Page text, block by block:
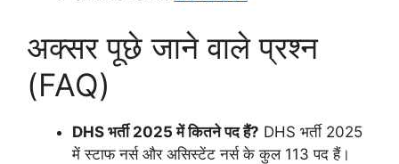
अक्सर पूछे जाने वाले प्रश्न
(FAQ)
DHS भर्ती 2025 में कितने पद हैं? DHS भर्ती 2025
में स्टाफ नर्स और असिस्टेंट नर्स के कुल 113 पद हैं।